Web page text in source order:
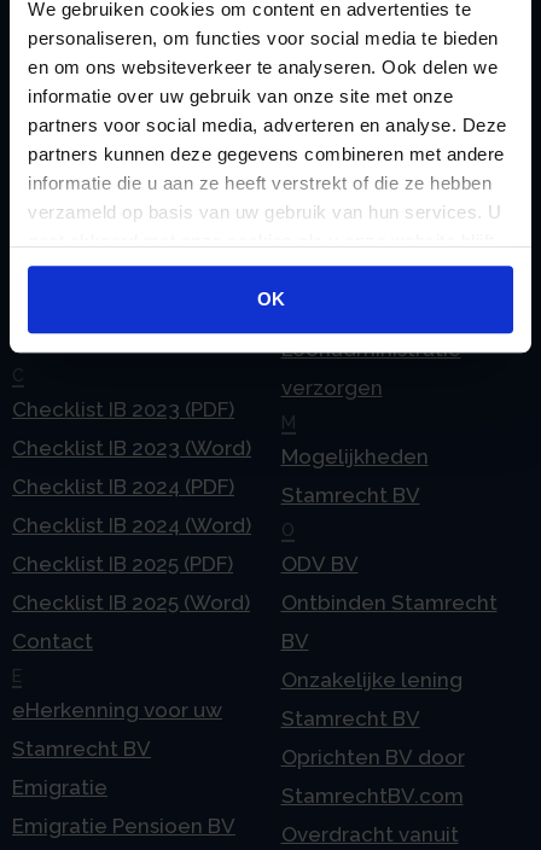
We gebruiken cookies om content en advertenties te
personaliseren, om functies voor social media te bieden
en om ons websiteverkeer te analyseren. Ook delen we
informatie over uw gebruik van onze site met onze
partners voor social media, adverteren en analyse. Deze
partners kunnen deze gegevens combineren met andere
informatie die u aan ze heeft verstrekt of die ze hebben
verzameld op basis van uw gebruik van hun services. U
gebruiken.
OK
Zoeken
Handige links
Afkoop Stamrecht
Belastingdienst
rekeningnummer
C
Checklist IB 2023 (PDF)
Checklist IB 2023 (Word)
Checklist IB 2024 (PDF)
Checklist IB 2024 (Word)
Checklist IB 2025 (PDF)
Checklist IB 2025 (Word)
Contact
E
eHerkenning voor uw
Stamrecht BV
Emigratie
Emigratie Pensioen BV
Jaarstukken opstellen
Lijfrente BV
Liquidatie Pensioen BV
Loonadministratie
verzorgen
M
Mogelijkheden
Stamrecht BV
O
ODV BV
Ontbinden Stamrecht
BV
Onzakelijke lening
Stamrecht BV
Oprichten BV door
StamrechtBV.com
Overdracht vanuit